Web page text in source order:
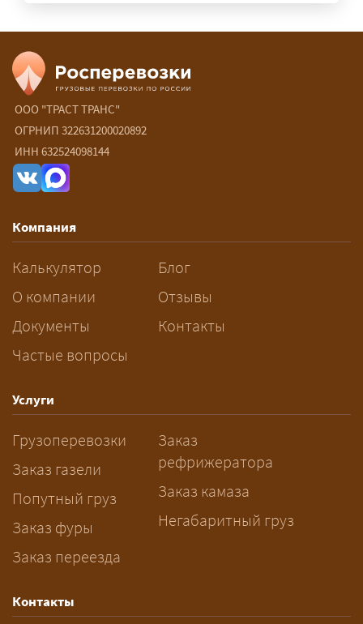
прикрытия зависит от габаритов
груза и маршрута; это определяется
Сколько стоит перевозка
негабарита?
— От 60 ₽/км. Точная стоимость
рассчитывается индивидуально:
влияют габариты и вес груза,
разрешений и машин
сопровождения.
За сколько дней заказывать
перевозку негабарита?
— Заранее: только оформление
рабочих дней. Оставьте заявку
заблаговременно — логист
рассчитает маршрут и запустит
подготовку документов.
ООО "ТРАСТ ТРАНС"
ОГРНИП 322631200020892
ИНН 632524098144
Компания
Калькулятор
О компании
Документы
Частые вопросы
Блог
Отзывы
Контакты
Услуги
Грузоперевозки
Заказ газели
Попутный груз
Заказ фуры
Заказ переезда
Заказ
рефрижератора
Заказ камаза
Негабаритный груз
Контакты